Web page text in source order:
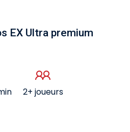
EX Ultra premium
2+ joueurs